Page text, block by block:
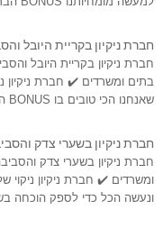
חברת ניקיון בקריית היובל
חברת ניקיון בקריית היובל
בתים ומשרדים ✔️ חברת ניקיון
שאנחנו הכי טובים בו BONUS הברקת בתי מגורים הינו
חברת ניקיון בשערי צדק
חברת ניקיון בשערי צדק
ומשרדים ✔️ חברת ניקיון ניקוי
ונעשה הכל כדי לספק הוכחה